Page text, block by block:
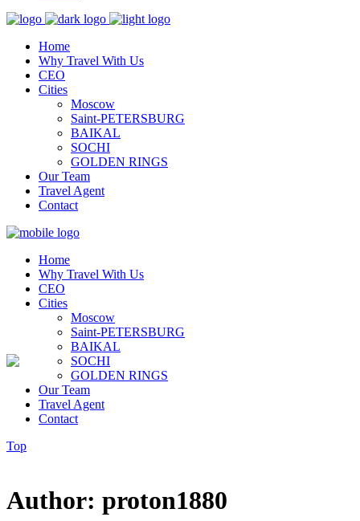
Home
Why Travel With Us
CEO
Cities
Moscow
Saint-PETERSBURG
BAIKAL
SOCHI
GOLDEN RINGS
Our Team
Travel Agent
Contact
Home
Why Travel With Us
CEO
Cities
Moscow
Saint-PETERSBURG
BAIKAL
SOCHI
GOLDEN RINGS
Our Team
Travel Agent
Contact
Top
Author: proton1880